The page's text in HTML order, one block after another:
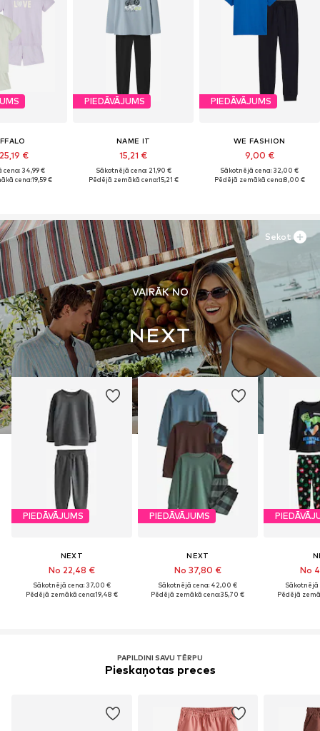
€
cena: 34,99 €
cena:19,59 €
PIEDĀVĀJUMS
NAME IT
15,21 €
Sākotnējā cena: 21,90 €
Pēdējā zemākā cena:15,21 €
PIEDĀVĀJUMS
WE FASHION
9,00 €
Sākotnējā cena: 32,00 €
Pēdējā zemākā cena:8,00 €
VAIRĀK NO
PIEDĀVĀJUMS
NEXT
No 22,48 €
Sākotnējā cena: 37,00 €
Pēdējā zemākā cena:19,48 €
PIEDĀVĀJUMS
NEXT
No 37,80 €
Sākotnējā cena: 42,00 €
Pēdējā zemākā cena:35,70 €
No
Sākotnējā
Pēdējā
Sekot
PAPILDINI SAVU TĒRPU
Pieskaņotas preces